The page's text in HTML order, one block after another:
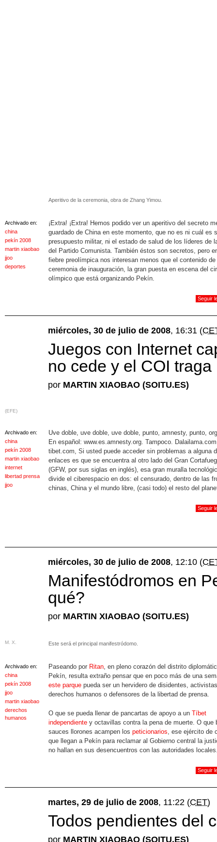
Aperitivo de la ceremonia, obra de Zhang Yimou.
Archivado en:
china
pekín 2008
martin xiaobao
jjoo
deportes
¡Extra! ¡Extra! Hemos podido ver un aperitivo del secreto
guardado de China en este momento, que no es ni cuál es
presupuesto militar, ni el estado de salud de los líderes de
del Partido Comunista. También éstos son secretos, pero
fiebre preolímpica nos interesan menos que el contenido de
ceremonia de inauguración, la gran puesta en escena del
olímpico que está organizando Pekín.
Seguir
miércoles, 30 de julio de 2008, 16:31
Juegos con Internet
no cede y el COI traga
por MARTIN XIAOBAO (SOITU.ES)
(EFE)
Archivado en:
china
pekín 2008
martin xiaobao
internet
libertad prensa
jjoo
Uve doble, uve doble, uve doble, punto, amnesty, punto,
En español: www.es.amnesty.org. Tampoco.
tibet.com, Si usted puede acceder sin problemas a alguna
enlaces es que se encuentra al otro lado del Gran
(GFW, por sus siglas en inglés), esa gran muralla
divide el ciberespacio en dos: el censurado, dentro de las
chinas, China y el mundo libre, (casi todo) el resto del
Seguir
miércoles, 30 de julio de 2008, 12:10
Manifestódromos en
qué?
por MARTIN XIAOBAO (SOITU.ES)
M. X. Este será el principal manifestródomo.
Archivado en:
china
pekín 2008
jjoo
martin xiaobao
derechos
humanos
Paseando por Ritan, en pleno corazón del distrito
Pekín, resulta extraño pensar que en poco más de una
este parque pueda ser un hervidero de disidentes,
derechos humanos o defensores de la libertad de prensa.
O que se pueda llenar de pancartas de apoyo a un Tíbet
independiente y octavillas contra la pena de muerte. O que
sauces llorones acampen los peticionarios, ese ejército de
que llegan a Pekín para reclamar al Gobierno central la
no hallan en sus desencuentros con las autoridades
Seguir
martes, 29 de julio de 2008, 11:22 (CET)
Todos pendientes del
por MARTIN XIAOBAO (SOITU.ES)